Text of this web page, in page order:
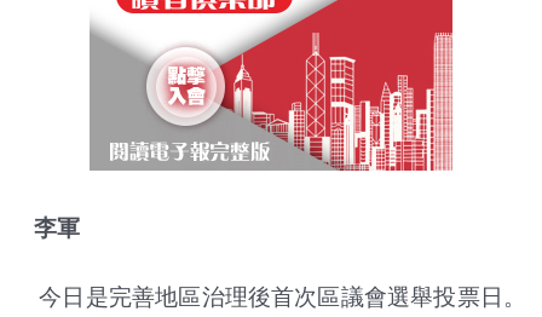
李軍
今日是完善地區治理後首次區議會選舉投票日。